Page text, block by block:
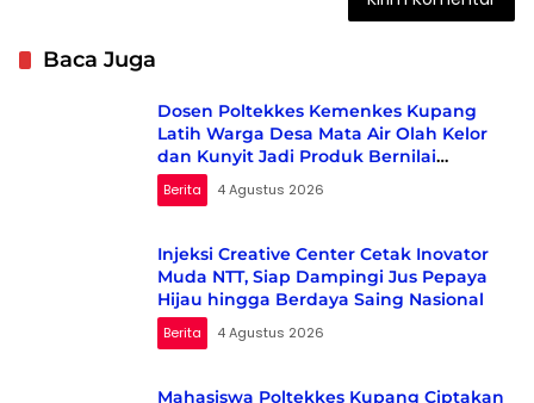
Baca Juga
Dosen Poltekkes Kemenkes Kupang
Latih Warga Desa Mata Air Olah Kelor
dan Kunyit Jadi Produk Bernilai
Ekonomi
Berita 4 Agustus 2026
Injeksi Creative Center Cetak Inovator
Muda NTT, Siap Dampingi Jus Pepaya
Hijau hingga Berdaya Saing Nasional
Berita 4 Agustus 2026
Mahasiswa Poltekkes Kupang Ciptakan